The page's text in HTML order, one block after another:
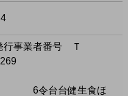
行事業者番号 Ｔ
6令台台健生食ほ